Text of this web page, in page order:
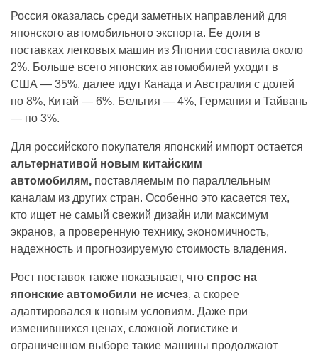
Россия оказалась среди заметных направлений для
японского автомобильного экспорта. Ее доля в
поставках легковых машин из Японии составила около
2%. Больше всего японских автомобилей уходит в
США — 35%, далее идут Канада и Австралия с долей
по 8%, Китай — 6%, Бельгия — 4%, Германия и Тайвань
— по 3%.
Для российского покупателя японский импорт остается
альтернативой новым китайским
автомобилям, поставляемым по параллельным
каналам из других стран. Особенно это касается тех,
кто ищет не самый свежий дизайн или максимум
экранов, а проверенную технику, экономичность,
надежность и прогнозируемую стоимость владения.
Рост поставок также показывает, что спрос на
японские автомобили не исчез, а скорее
адаптировался к новым условиям. Даже при
изменившихся ценах, сложной логистике и
ограниченном выборе такие машины продолжают